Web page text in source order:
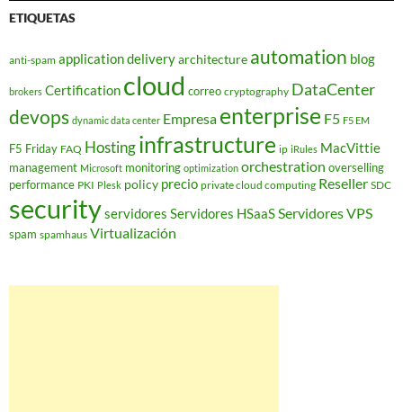
ETIQUETAS
anti-spam application deliveryarchitecture automation blog
brokers Certification cloud correo cryptography DataCenter
devops dynamic data center Empresa enterprise F5 F5 EM
F5 Friday FAQ Hostinginfrastructure ip iRules MacVittie
management Microsoft monitoring optimization orchestration overselling
performance PKI Plesk policy precio private cloud computing Reseller SDC
securityservidores Servidores HSaaSServidores VPS
spam spamhaus Virtualización